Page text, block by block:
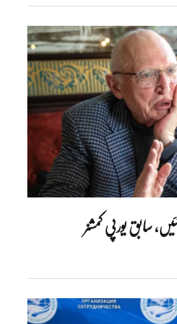
سابق یورپی کمشنر